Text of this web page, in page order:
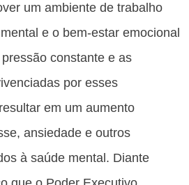
um ambiente de trabalho
e o bem-estar emocional
constante e as
por esses
em um aumento
ansiedade e outros
à saúde mental. Diante